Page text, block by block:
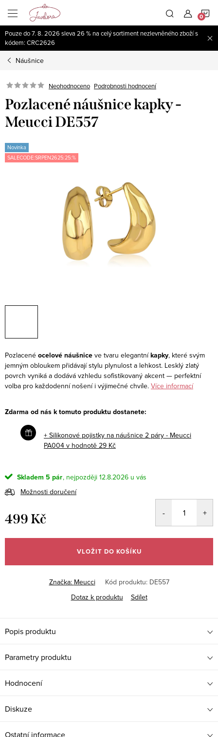
obsah
Pouze do 7. 8. 2026 sleva 26 % na celý sortiment nezlevněného zboží s
kódem: CRC2626
Náušnice
Neohodnoceno Podrobnosti hodnocení
Pozlacené náušnice kapky -
Meucci DE557
Novinka
SALECODE:SRPEN2625:25:%
Pozlacené ocelové náušnice ve tvaru elegantníkapky, které svým
jemným obloukem přidávají stylu plynulost a lehkost. Lesklý zlatý
povrch vyniká a dodává vzhledu sofistikovaný akcent — perfektní
volba pro každodenní nošení i výjimečné chvíle. Více informací
Zdarma od nás k tomuto produktu dostanete:
+ Silikonové pojistky na náušnice 2 páry - Meucci
PA004 v hodnotě 29 Kč
Skladem 5 pár
12.8.2026
Možnosti doručení
499 Kč
cena:
VLOŽIT DO KOŠÍKU
Značka: Meucci Kód produktu: DE557
Dotaz k produktu
Sdílet
Popis produktu
Parametry produktu
Hodnocení
Diskuze
Ostatní informace